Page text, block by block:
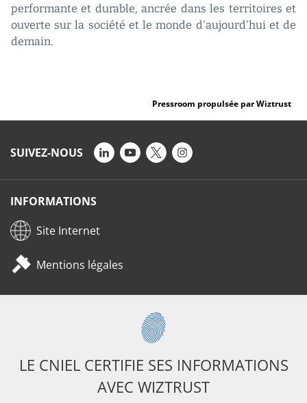
performante et durable, ancrée dans les territoires et
ouverte sur la société et le monde d'aujourd'hui et de
demain.
Pressroom propulsée par Wiztrust
SUIVEZ-NOUS
INFORMATIONS
Site Internet
Mentions légales
LE CNIEL CERTIFIE SES INFORMATIONS
AVEC WIZTRUST